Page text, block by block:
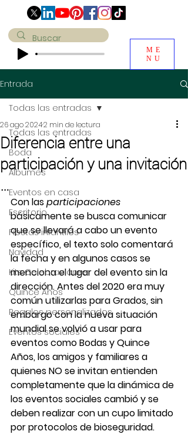
ME
NU
Entrada
Todas las entradas
Boda
Álbumes
Eventos en casa
Escritorio
Fiestas infantiles
Navidad
Kits Celebraciones
Quince Años
Regalos personalizados
Eventos sociales
Todas las entradas
Diferencia entre una
participación y una invitación
…
26 ago 20242 min de lectura
Con las participaciones
básicamente se busca comunicar
que se llevará a cabo un evento
específico, el texto solo comentará
la fecha y en algunos casos se
menciona el lugar del evento sin la
dirección. Antes del 2020 era muy
común utilizarlas para Grados, sin
embargo con la nueva situación
mundial se volvió a usar para
eventos como Bodas y Quince
Años, los amigos y familiares a
quienes NO se invitan entienden
completamente que la dinámica de
los eventos sociales cambió y se
deben realizar con un cupo limitado
por protocolos de bioseguridad.